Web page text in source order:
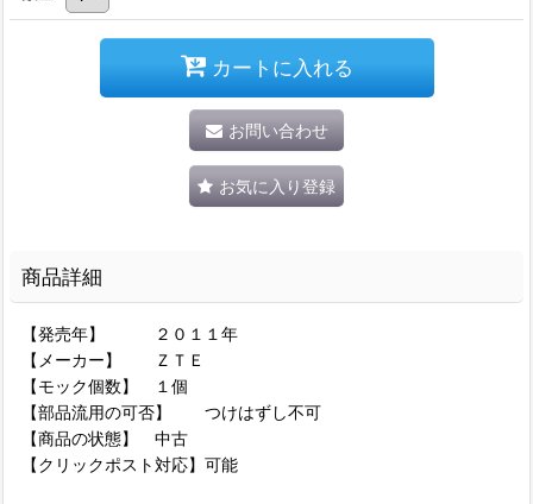
カートに入れる
お問い合わせ
お気に入り登録
商品詳細
【発売年】 ２０１１年
【メーカー】 ＺＴＥ
【モック個数】 １個
【部品流用の可否】 つけはずし不可
【商品の状態】 中古
【クリックポスト対応】可能